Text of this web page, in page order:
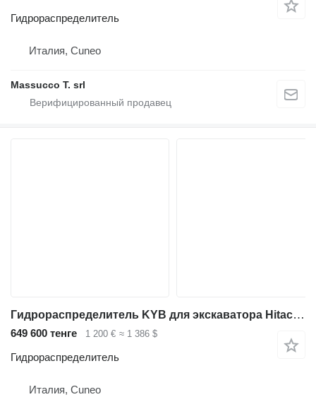
Гидрораспределитель
Италия, Cuneo
Massucco T. srl
Гидрораспределитель KYB для экскаватора Hitachi ZX280LCN
649 600 тенге 1 200 € ≈ 1 386 $
Гидрораспределитель
Италия, Cuneo